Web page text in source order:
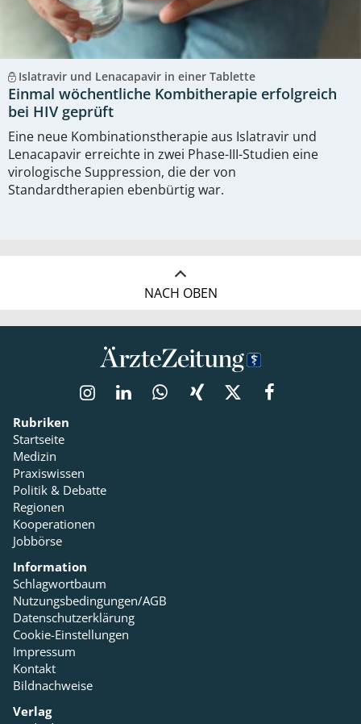
Islatravir und Lenacapavir in einer Tablette
Einmal wöchentliche Kombitherapie erfolgreich
bei HIV geprüft
Eine neue Kombinationstherapie aus Islatravir und
Lenacapavir erreichte in zwei Phase-III-Studien eine
virologische Suppression, die der von
Standardtherapien ebenbürtig war.
NACH OBEN
Rubriken
Startseite
Medizin
Praxiswissen
Politik & Debatte
Regionen
Kooperationen
Jobbörse
Information
Schlagwortbaum
Nutzungsbedingungen/AGB
Datenschutzerklärung
Cookie-Einstellungen
Impressum
Kontakt
Bildnachweise
Verlag